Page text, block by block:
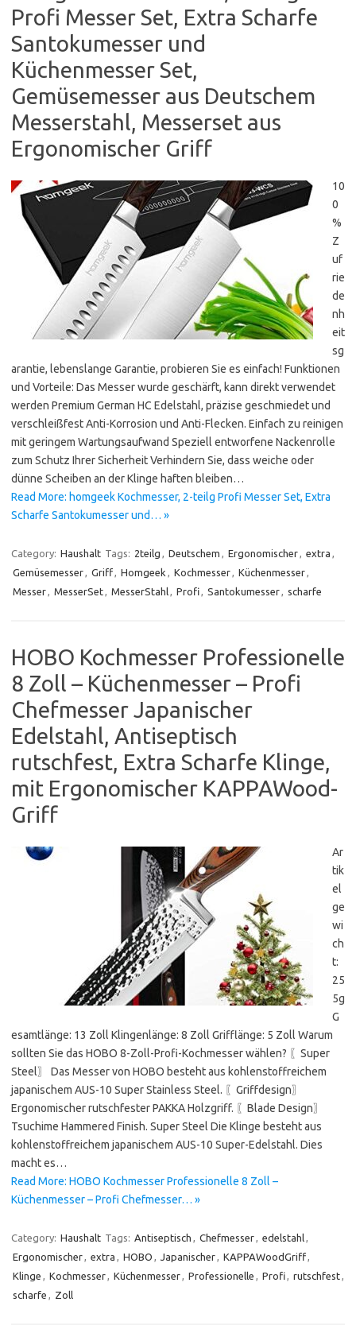
Profi Messer Set, Extra Scharfe
Santokumesser und
Küchenmesser Set,
Gemüsemesser aus Deutschem
Messerstahl, Messerset aus
Ergonomischer Griff
10
0
%
Z
uf
rie
de
nh
eit
sg
arantie, lebenslange Garantie, probieren Sie es einfach! Funktionen
und Vorteile: Das Messer wurde geschärft, kann direkt verwendet
werden Premium German HC Edelstahl, präzise geschmiedet und
verschleißfest Anti-Korrosion und Anti-Flecken. Einfach zu reinigen
mit geringem Wartungsaufwand Speziell entworfene Nackenrolle
zum Schutz Ihrer Sicherheit Verhindern Sie, dass weiche oder
dünne Scheiben an der Klinge haften bleiben…
Read More: homgeek Kochmesser, 2-teilg Profi Messer Set, Extra
Scharfe Santokumesser und… »
Category: Haushalt Tags: 2teilg , Deutschem , Ergonomischer, extra ,
Gemüsemesser, Griff, Homgeek , Kochmesser, Küchenmesser,
Messer, MesserSet, MesserStahl, Profi, Santokumesser, scharfe
HOBO Kochmesser Professionelle
8 Zoll – Küchenmesser – Profi
Chefmesser Japanischer
Edelstahl, Antiseptisch
rutschfest, Extra Scharfe Klinge,
mit Ergonomischer KAPPAWood-
Griff
Ar
tik
el
ge
wi
ch
t:
25
5g
G
esamtlänge: 13 Zoll Klingenlänge: 8 Zoll Grifflänge: 5 Zoll Warum
sollten Sie das HOBO 8-Zoll-Profi-Kochmesser wählen? 〖Super
Steel〗 Das Messer von HOBO besteht aus kohlenstoffreichem
japanischem AUS-10 Super Stainless Steel. 〖Griffdesign〗
Ergonomischer rutschfester PAKKA Holzgriff. 〖Blade Design〗
Tsuchime Hammered Finish. Super Steel Die Klinge besteht aus
kohlenstoffreichem japanischem AUS-10 Super-Edelstahl. Dies
macht es…
Read More: HOBO Kochmesser Professionelle 8 Zoll –
Küchenmesser – Profi Chefmesser… »
Category: Haushalt Tags: Antiseptisch , Chefmesser, edelstahl,
Ergonomischer, extra , HOBO , Japanischer, KAPPAWoodGriff,
Klinge , Kochmesser, Küchenmesser, Professionelle , Profi, rutschfest,
scharfe , Zoll